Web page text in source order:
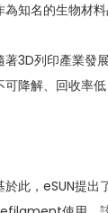
為知名的生物材
著3D列印產業發
可降解、回收率
於此，eSUN提